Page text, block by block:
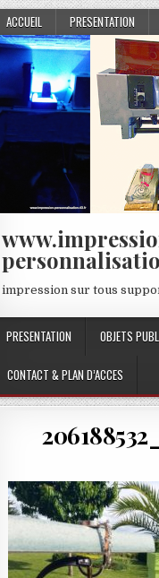
ACCUEIL PRESENTATION
impression sur tous
PRESENTATION OBJETS
CONTACT & PLAN D’ACCES